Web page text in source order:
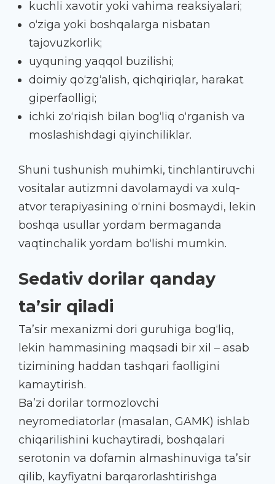
kuchli xavotir yoki vahima reaksiyalari;
o‘ziga yoki boshqalarga nisbatan
tajovuzkorlik;
uyquning yaqqol buzilishi;
doimiy qo‘zg‘alish, qichqiriqlar, harakat
giperfaolligi;
ichki zo‘riqish bilan bog‘liq o‘rganish va
moslashishdagi qiyinchiliklar.
Shuni tushunish muhimki, tinchlantiruvchi
vositalar autizmni davolamaydi va xulq-
atvor terapiyasining o‘rnini bosmaydi, lekin
boshqa usullar yordam bermaganda
vaqtinchalik yordam bo‘lishi mumkin.
Sedativ dorilar qanday
ta’sir qiladi
Ta’sir mexanizmi dori guruhiga bog‘liq,
lekin hammasining maqsadi bir xil – asab
tizimining haddan tashqari faolligini
kamaytirish.
Ba’zi dorilar tormozlovchi
neyromediatorlar (masalan, GAMK) ishlab
chiqarilishini kuchaytiradi, boshqalari
serotonin va dofamin almashinuviga ta’sir
qilib, kayfiyatni barqarorlashtirishga